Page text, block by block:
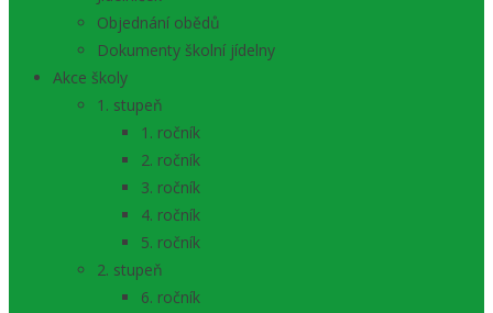
Objednání obědů
Dokumenty školní jídelny
Akce školy
1. stupeň
1. ročník
2. ročník
3. ročník
4. ročník
5. ročník
2. stupeň
6. ročník